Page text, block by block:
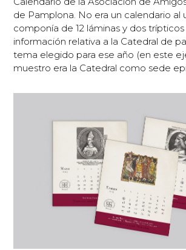
de Pamplona. No era un calendario al
componía de 12 láminas y dos
información relativa a la Catedral de
tema elegido para ese año (en este
muestro era la Catedral como sede